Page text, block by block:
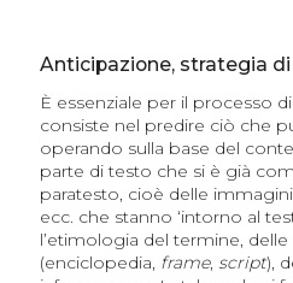
Anticipazione, strategia di
È essenziale per il processo
consiste nel predire ciò che
operando sulla base del
parte di testo che si è già
paratesto, cioè delle
ecc. che stanno ‘intorno al
l’etimologia del termine,
(enciclopedia, frame, script),